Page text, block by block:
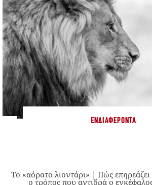
ΕΝΔΙΑΦΈΡΟΝΤΑ
Το «αόρατο λιοντάρι» | Πώς επηρεάζει
ο τρόπος που αντιδρά ο